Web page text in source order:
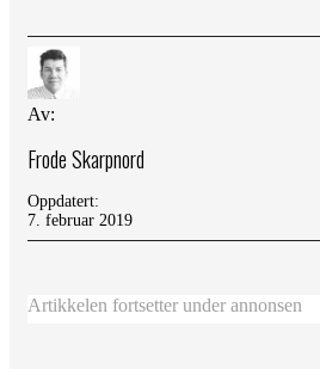
Av:
Frode Skarpnord
Oppdatert:
7. februar 2019
Artikkelen fortsetter under annonsen